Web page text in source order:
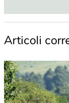
Articoli